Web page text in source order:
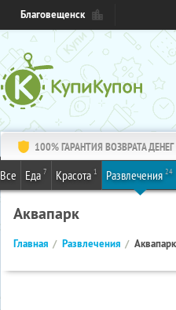
Благовещенск
100% ГАРАНТИЯ ВОЗВРАТА ДЕНЕГ
Все Еда 7 Красота 1 Развлечения 24
Аквапарк
Главная Развлечения Аквапарк